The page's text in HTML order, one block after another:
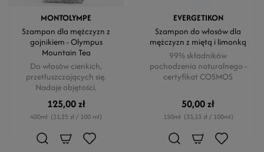
MONTOLYMPE
Szampon dla mężczyzn z
gojnikiem - Olympus
Mountain Tea
Do włosów cienkich,
przetłuszczających się.
Nadaje objętości.
125,00 zł
400ml (31,25 zł / 100 ml)
EVERGETIKON
Szampon do włosów dla
mężczyzn z miętą i limonką
99% składników
pochodzenia naturalnego -
certyfikat COSMOS
50,00 zł
150ml (33,33 zł / 100ml)